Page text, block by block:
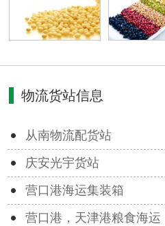
物流货站信息
从南物流配货站
庆安光宇货站
营口港海运集装箱
营口港，天津港粮食海运